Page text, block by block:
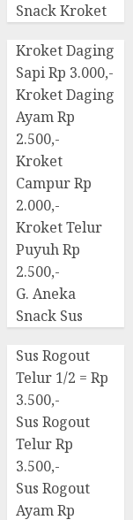
Snack Kroket
Kroket Daging
Sapi Rp 3.000,-
Kroket Daging
Ayam Rp
2.500,-
Kroket
Campur Rp
2.000,-
Kroket Telur
Puyuh Rp
2.500,-
G. Aneka
Snack Sus
Sus Rogout
Telur 1/2 = Rp
3.500,-
Sus Rogout
Telur Rp
3.500,-
Sus Rogout
Ayam Rp